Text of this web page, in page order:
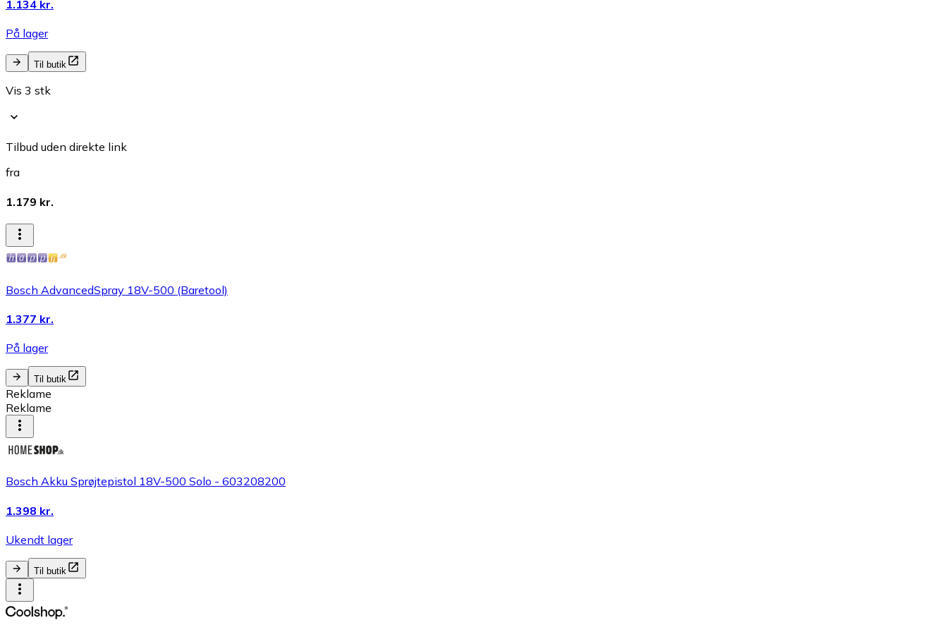
1.134 kr.
På lager
Til butik
Vis 3 stk
Tilbud uden direkte link
fra
1.179 kr.
Bosch AdvancedSpray 18V-500 (Baretool)
1.377 kr.
På lager
Til butik
Reklame
Reklame
Bosch Akku Sprøjtepistol 18V-500 Solo - 603208200
1.398 kr.
Ukendt lager
Til butik